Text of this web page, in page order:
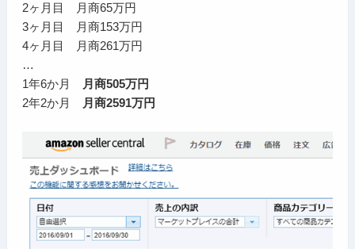
2ヶ月目 月商65万円
3ヶ月目 月商153万円
4ヶ月目 月商261万円
…
1年6か月
月商505万円
2年2か月
月商2591万円